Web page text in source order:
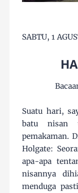
SABTU, 1
Suatu hari,
batu nisan
pemakaman.
Holgate:
apa-apa
nisannya
menduga